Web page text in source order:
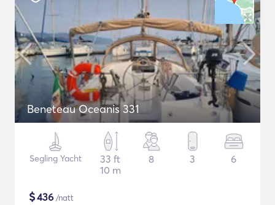
Beneteau Oceanis 331
Segling Yacht
33 ft
10 m
8 3 6
$436 /natt